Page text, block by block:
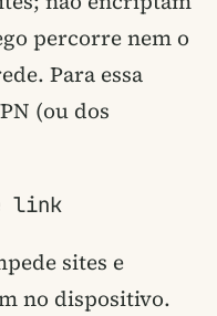
percorre nem o
Para essa
(ou dos
link
sites e
no dispositivo.